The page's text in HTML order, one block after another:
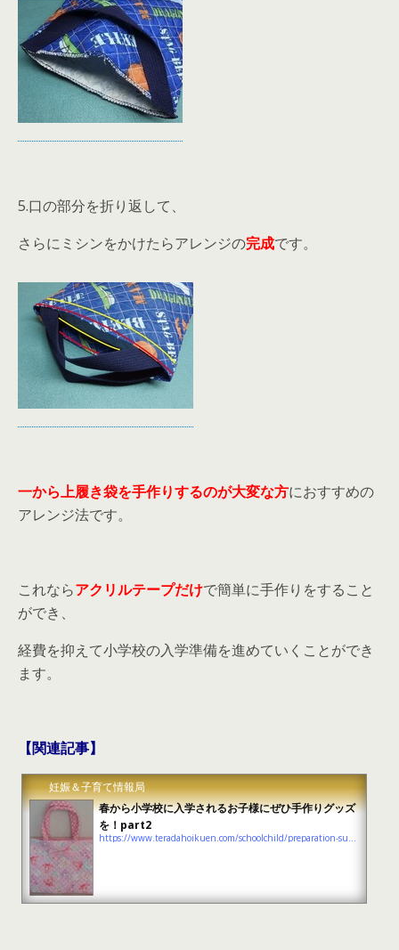
5.口の部分を折り返して、
さらにミシンをかけたらアレンジの完成です。
一から上履き袋を手作りするのが大変な方におすすめの
アレンジ法です。
これならアクリルテープだけで簡単に手作りをすること
ができ、
経費を抑えて小学校の入学準備を進めていくことができ
ます。
【関連記事】
妊娠＆子育て情報局
春から小学校に入学されるお子様にぜひ手作りグッズ
を！part2
https://www.teradahoikuen.com/schoolchild/preparation-summary-2